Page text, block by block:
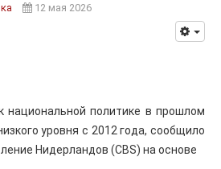
12 мая 2026
национальной политике в прошлом
уровня с 2012 года, сообщило
Нидерландов (CBS) на основе